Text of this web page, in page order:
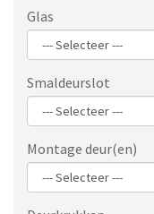
Glas
Smaldeurslot
Montage deur(en)